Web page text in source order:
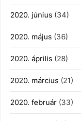
2020. június (34)
2020. május (36)
2020. április (28)
2020. március (21)
2020. február (33)